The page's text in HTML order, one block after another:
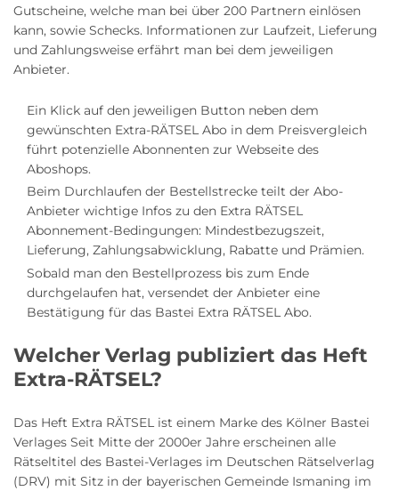
Gutscheine, welche man bei über 200 Partnern einlösen
kann, sowie Schecks. Informationen zur Laufzeit, Lieferung
und Zahlungsweise erfährt man bei dem jeweiligen
Anbieter.
Ein Klick auf den jeweiligen Button neben dem
gewünschten Extra-RÄTSEL Abo in dem Preisvergleich
führt potenzielle Abonnenten zur Webseite des
Aboshops.
Beim Durchlaufen der Bestellstrecke teilt der Abo-
Anbieter wichtige Infos zu den Extra RÄTSEL
Abonnement-Bedingungen: Mindestbezugszeit,
Lieferung, Zahlungsabwicklung, Rabatte und Prämien.
Sobald man den Bestellprozess bis zum Ende
durchgelaufen hat, versendet der Anbieter eine
Bestätigung für das Bastei Extra RÄTSEL Abo.
Welcher Verlag publiziert das Heft
Extra-RÄTSEL?
Das Heft Extra RÄTSEL ist einem Marke des Kölner Bastei
Verlages Seit Mitte der 2000er Jahre erscheinen alle
Rätseltitel des Bastei-Verlages im Deutschen Rätselverlag
(DRV) mit Sitz in der bayerischen Gemeinde Ismaning im